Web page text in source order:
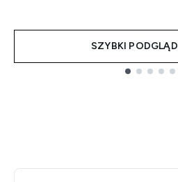
SZYBKI PODGLĄD